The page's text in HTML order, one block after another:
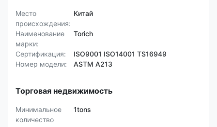
Место
происхождения:
Китай
Наименование
марки:
Torich
Сертификация:
ISO9001 ISO14001 TS16949
Номер модели:
ASTM A213
Торговая недвижимость
Минимальное
количество
1tons